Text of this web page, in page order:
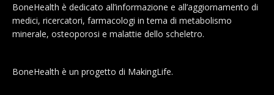
BoneHealth è dedicato all’informazione e all’aggiornamento di
medici, ricercatori, farmacologi in tema di metabolismo
minerale, osteoporosi e malattie dello scheletro.
BoneHealth è un progetto di MakingLife.